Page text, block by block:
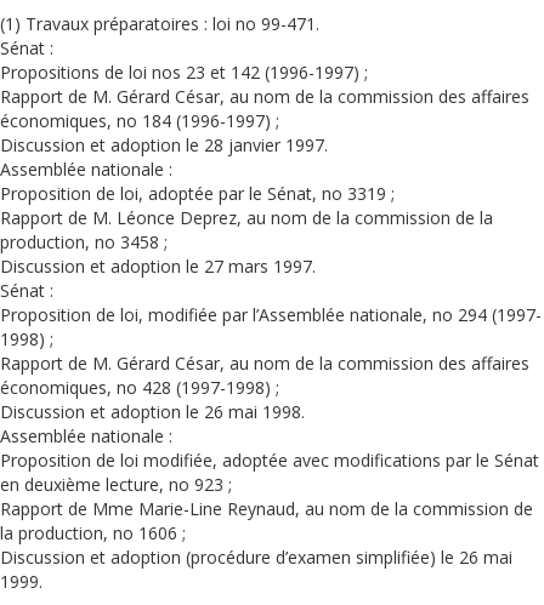
(1) Travaux préparatoires : loi no 99-471.
Sénat :
Propositions de loi nos 23 et 142 (1996-1997) ;
Rapport de M. Gérard César, au nom de la commission des affaires
économiques, no 184 (1996-1997) ;
Discussion et adoption le 28 janvier 1997.
Assemblée nationale :
Proposition de loi, adoptée par le Sénat, no 3319 ;
Rapport de M. Léonce Deprez, au nom de la commission de la
production, no 3458 ;
Discussion et adoption le 27 mars 1997.
Sénat :
Proposition de loi, modifiée par l’Assemblée nationale, no 294 (1997-
1998) ;
Rapport de M. Gérard César, au nom de la commission des affaires
économiques, no 428 (1997-1998) ;
Discussion et adoption le 26 mai 1998.
Assemblée nationale :
Proposition de loi modifiée, adoptée avec modifications par le Sénat
en deuxième lecture, no 923 ;
Rapport de Mme Marie-Line Reynaud, au nom de la commission de
la production, no 1606 ;
Discussion et adoption (procédure d’examen simplifiée) le 26 mai
1999.